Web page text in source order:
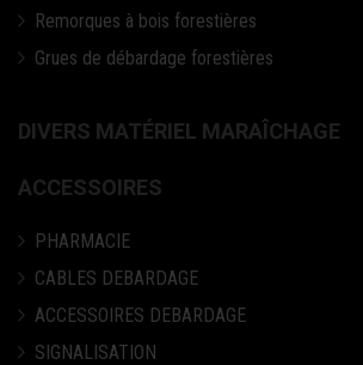
Remorques à bois forestières
Grues de débardage forestières
DIVERS MATÉRIEL MARAÎCHAGE
ACCESSOIRES
PHARMACIE
CABLES DEBARDAGE
ACCESSOIRES DEBARDAGE
SIGNALISATION